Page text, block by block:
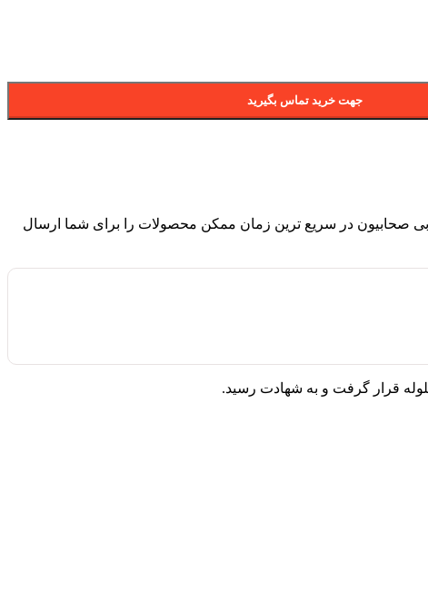
جهت خرید تماس بگیرید
صحابیون در سریع ترین زمان ممکن محصولات را برای شما ارسال
قرار گرفت و به شهادت رسید.